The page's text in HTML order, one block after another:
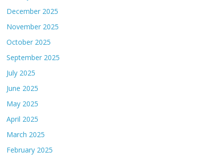
December 2025
November 2025
October 2025
September 2025
July 2025
June 2025
May 2025
April 2025
March 2025
February 2025